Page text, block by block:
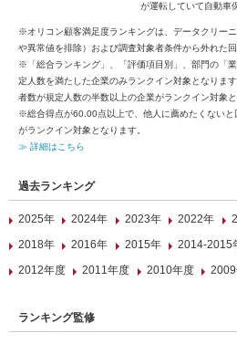
が運転していて自動車
※オリコン顧客満足度ランキングは、データクリー
や異常値を排除）および調査対象者条件から外れた
※「総合ランキング」、「評価項目別」、部門の「
定人数を満たした企業のみランクイン対象となりま
者数が規定人数の半数以上の企業がランクイン対象と
※総合得点が60.00点以上で、他人に薦めたくない
がランクイン対象となります。
≫ 詳細はこちら
過去ランキング
2025年 2024年 2023年 2022年
2018年
2016年 2015年 2014-2015
2012年度
2011年度 2010年度
ランキング監修